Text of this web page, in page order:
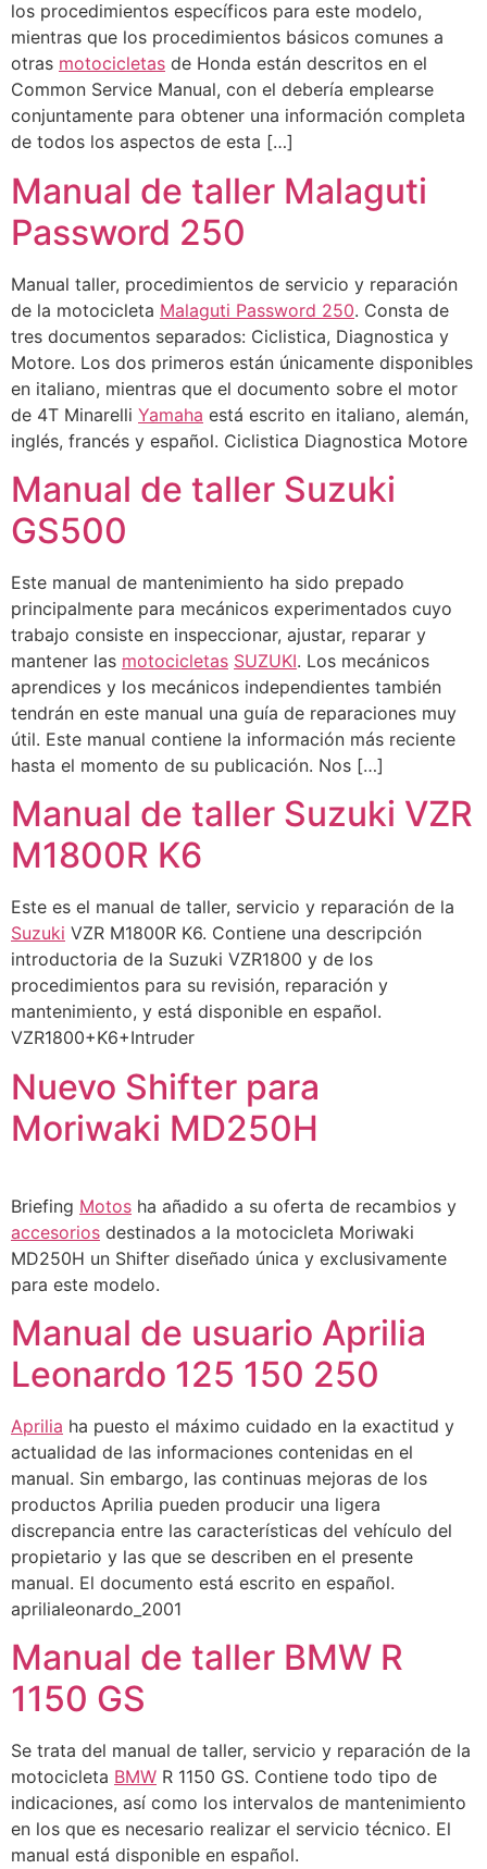
los procedimientos específicos para este modelo,
mientras que los procedimientos básicos comunes a
otras motocicletas de Honda están descritos en el
Common Service Manual, con el debería emplearse
conjuntamente para obtener una información completa
de todos los aspectos de esta […]
Manual de taller Malaguti
Password 250
Manual taller, procedimientos de servicio y reparación
de la motocicleta Malaguti Password 250. Consta de
tres documentos separados: Ciclistica, Diagnostica y
Motore. Los dos primeros están únicamente disponibles
en italiano, mientras que el documento sobre el motor
de 4T Minarelli Yamaha está escrito en italiano, alemán,
inglés, francés y español. Ciclistica Diagnostica Motore
Manual de taller Suzuki
GS500
Este manual de mantenimiento ha sido prepado
principalmente para mecánicos experimentados cuyo
trabajo consiste en inspeccionar, ajustar, reparar y
mantener las motocicletas SUZUKI. Los mecánicos
aprendices y los mecánicos independientes también
tendrán en este manual una guía de reparaciones muy
útil. Este manual contiene la información más reciente
hasta el momento de su publicación. Nos […]
Manual de taller Suzuki VZR
M1800R K6
Este es el manual de taller, servicio y reparación de la
Suzuki VZR M1800R K6. Contiene una descripción
introductoria de la Suzuki VZR1800 y de los
procedimientos para su revisión, reparación y
mantenimiento, y está disponible en español.
VZR1800+K6+Intruder
Nuevo Shifter para
Moriwaki MD250H
Briefing Motos ha añadido a su oferta de recambios y
accesorios destinados a la motocicleta Moriwaki
MD250H un Shifter diseñado única y exclusivamente
para este modelo.
Manual de usuario Aprilia
Leonardo 125 150 250
Aprilia ha puesto el máximo cuidado en la exactitud y
actualidad de las informaciones contenidas en el
manual. Sin embargo, las continuas mejoras de los
productos Aprilia pueden producir una ligera
discrepancia entre las características del vehículo del
propietario y las que se describen en el presente
manual. El documento está escrito en español.
aprilialeonardo_2001
Manual de taller BMW R
1150 GS
Se trata del manual de taller, servicio y reparación de la
motocicleta BMW R 1150 GS. Contiene todo tipo de
indicaciones, así como los intervalos de mantenimiento
en los que es necesario realizar el servicio técnico. El
manual está disponible en español.